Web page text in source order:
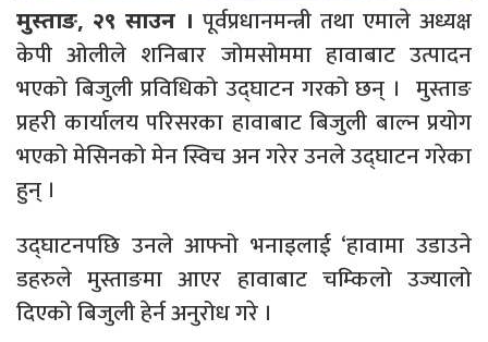
मुस्ताङ, २९ साउन । पूर्वप्रधानमन्त्री तथा एमाले अध्यक्ष
केपी ओलीले शनिबार जोमसोममा हावाबाट उत्पादन
भएको बिजुली प्रविधिको उद्घाटन गरको छन् । मुस्ताङ
प्रहरी कार्यालय परिसरका हावाबाट बिजुली बाल्न प्रयोग
भएको मेसिनको मेन स्विच अन गरेर उनले उद्घाटन गरेका
हुन् ।
उद्घाटनपछि उनले आफ्नो भनाइलाई ‘हावामा उडाउने
डहरुले मुस्ताङमा आएर हावाबाट चम्किलो उज्यालो
दिएको बिजुली हेर्न अनुरोध गरे ।